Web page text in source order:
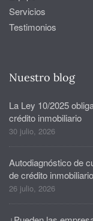
Servicios
Testimonios
Nuestro blog
La Ley 10/2025
crédito inmobiliario
30 julio, 2026
Autodiagnóstico de
de crédito inmobiliario
26 julio, 2026